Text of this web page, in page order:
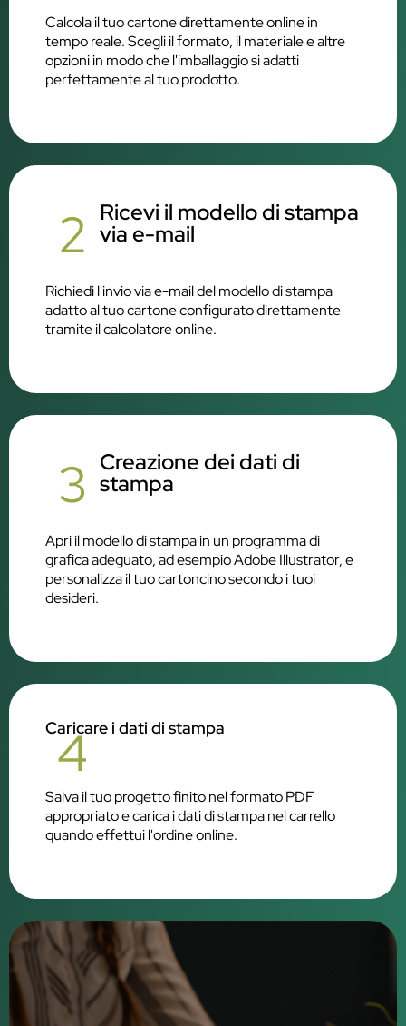
Calcola il tuo cartone direttamente online in
tempo reale. Scegli il formato, il materiale e altre
opzioni in modo che l'imballaggio si adatti
perfettamente al tuo prodotto.
2 Ricevi il modello di stampa
via e-mail
Richiedi l'invio via e-mail del modello di stampa
adatto al tuo cartone configurato direttamente
tramite il calcolatore online.
3 Creazione dei dati di
stampa
Apri il modello di stampa in un programma di
grafica adeguato, ad esempio Adobe Illustrator, e
personalizza il tuo cartoncino secondo i tuoi
desideri.
4
Caricare i dati di stampa
Salva il tuo progetto finito nel formato PDF
appropriato e carica i dati di stampa nel carrello
quando effettui l'ordine online.